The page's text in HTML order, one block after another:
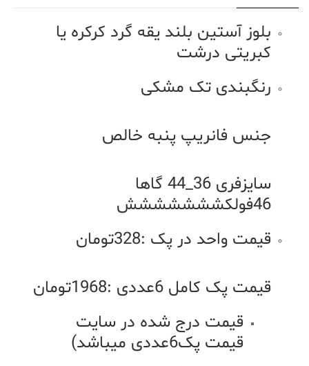
بلوز آستین بلند یقه گرد کرکره یا
کبریتی درشت
رنگبندی تک مشکی
جنس فانریپ پنبه خالص
سایزفری 36_44 گاها
46فولکششششششش
قیمت واحد در پک :328تومان
قیمت پک کامل 6عددی :1968تومان
قیمت درج شده در سایت
قیمت پک6عددی میباشد)